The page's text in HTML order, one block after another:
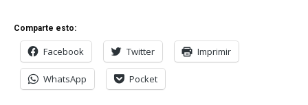
Comparte esto:
Facebook Twitter Imprimir
WhatsApp Pocket